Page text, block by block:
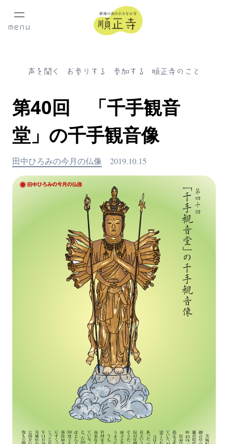
menu
声を聞く お参りする 参加する 順正寺のこと
第40回 「千手観音
堂」の千手観音像
田中ひろみの今月の仏像 2019.10.15